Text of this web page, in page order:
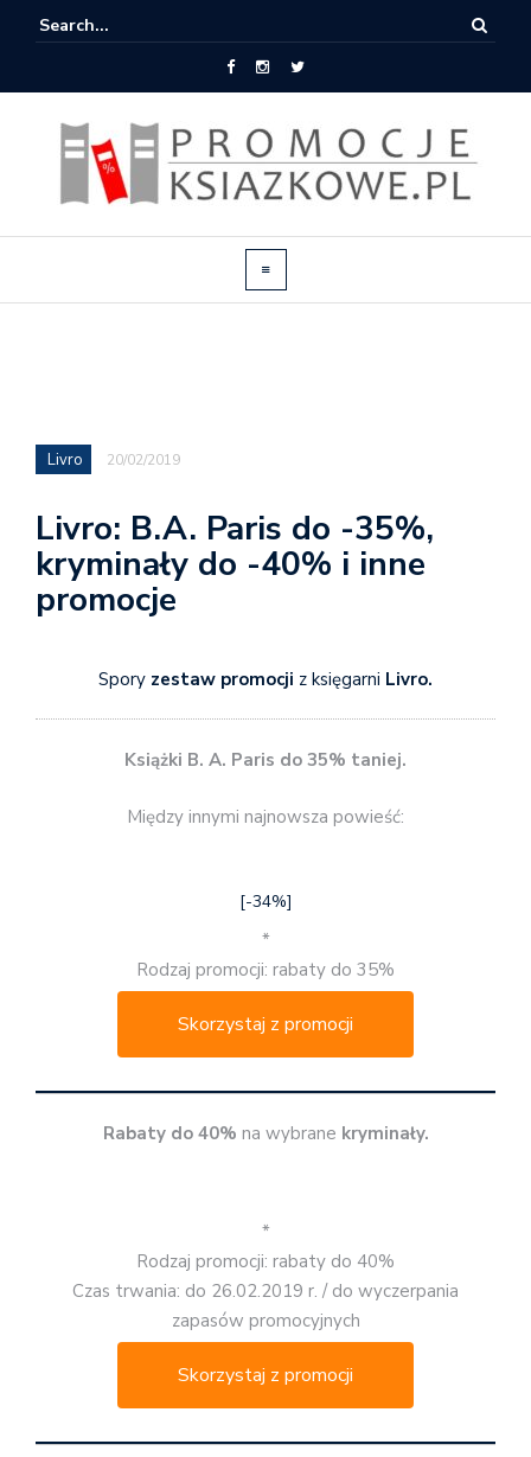
Livro 20/02/2019
Livro: B.A. Paris do -35%,
kryminały do -40% i inne
promocje
Spory zestaw promocji z księgarni Livro.
Książki B. A. Paris do 35% taniej.
Między innymi najnowsza powieść:
[-34%]
*
Rodzaj promocji: rabaty do 35%
Skorzystaj z promocji
Rabaty do 40% na wybrane kryminały.
*
Rodzaj promocji: rabaty do 40%
Czas trwania: do 26.02.2019 r. / do wyczerpania
zapasów promocyjnych
Skorzystaj z promocji